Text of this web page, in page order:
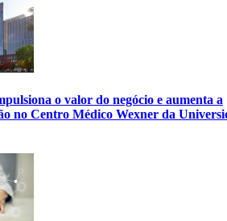
o valor do negócio e aumenta a
no Centro Médico Wexner da